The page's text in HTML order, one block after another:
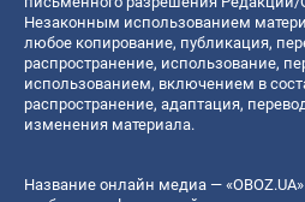
Незаконным использованием
любое копирование, публикация,
распространение, использование,
использованием, включением в
распространение, адаптация,
изменения материала.
Название онлайн медиа — «OBOZ.UA»